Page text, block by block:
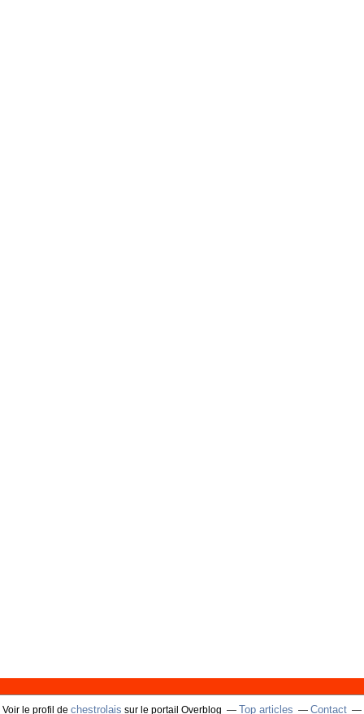
Voir le profil de chestrolais sur le portail Overblog Top articles Contact